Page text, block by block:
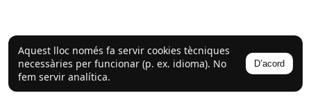
Aquest lloc només fa servir cookies tècniques
necessàries per funcionar (p. ex. idioma). No
fem servir analítica.
D’acord